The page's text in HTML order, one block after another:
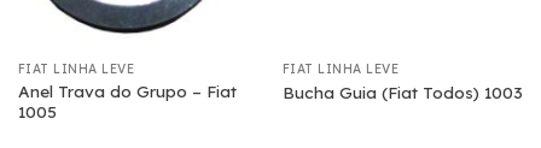
FIAT LINHA LEVE
Anel Trava do Grupo – Fiat
1005
FIAT LINHA LEVE
Bucha Guia (Fiat Todos) 1003